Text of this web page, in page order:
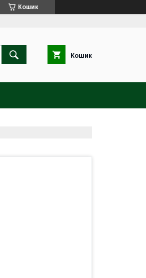
Кошик
Кошик